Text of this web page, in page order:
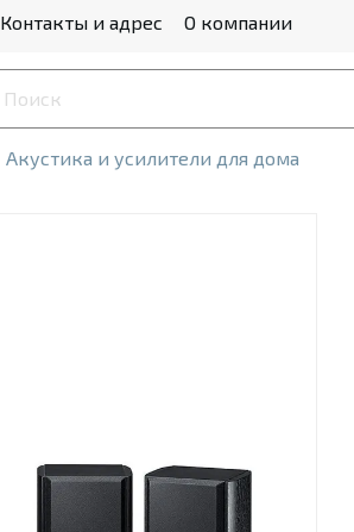
Контакты и адрес О компании
Акустика и усилители для дома